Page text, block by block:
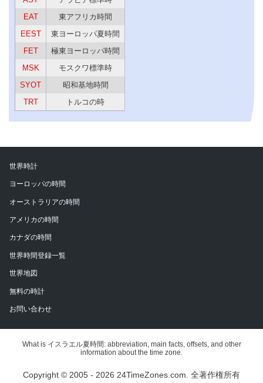
EAT
東アフリカ時間
EEST
東ヨーロッパ夏時間
FET
極東ヨーロッパ時間
MSK
モスクワ標準時
SYOT
昭和基地時間
TRT
トルコの時
世界時計
ヨーロッパの時間
オーストラリアの時間
アメリカの時間
カナダの時間
世界時間登録一覧
世界地図
無料の時計
お問い合わせ
What is イスラエル夏時間: abbreviation, main facts, offsets, and other
information about the time zone.
Copyright © 2005 - 2026 24TimeZones.com. 全著作権所有